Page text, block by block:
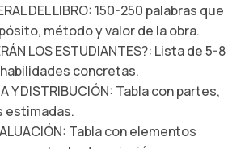
DEL LIBRO: 150-250 palabras que
método y valor de la obra.
LOS ESTUDIANTES?: Lista de 5-8
concretas.
Y DISTRIBUCIÓN: Tabla con partes,
estimadas.
Tabla con elementos